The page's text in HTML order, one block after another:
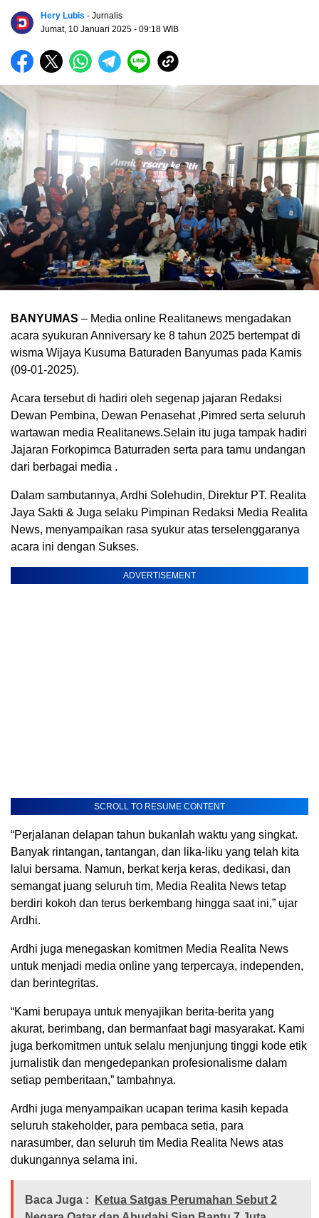
Hery Lubis - Jurnalis
Jumat, 10 Januari 2025 - 09:18 WIB
BANYUMAS – Media online Realitanews mengadakan
acara syukuran Anniversary ke 8 tahun 2025 bertempat di
wisma Wijaya Kusuma Baturaden Banyumas pada Kamis
(09-01-2025).
Acara tersebut di hadiri oleh segenap jajaran Redaksi
Dewan Pembina, Dewan Penasehat ,Pimred serta seluruh
wartawan media Realitanews.Selain itu juga tampak hadiri
Jajaran Forkopimca Baturraden serta para tamu undangan
dari berbagai media .
Dalam sambutannya, Ardhi Solehudin, Direktur PT. Realita
Jaya Sakti & Juga selaku Pimpinan Redaksi Media Realita
News, menyampaikan rasa syukur atas terselenggaranya
acara ini dengan Sukses.
ADVERTISEMENT
SCROLL TO RESUME CONTENT
“Perjalanan delapan tahun bukanlah waktu yang singkat.
Banyak rintangan, tantangan, dan lika-liku yang telah kita
lalui bersama. Namun, berkat kerja keras, dedikasi, dan
semangat juang seluruh tim, Media Realita News tetap
berdiri kokoh dan terus berkembang hingga saat ini,” ujar
Ardhi.
Ardhi juga menegaskan komitmen Media Realita News
untuk menjadi media online yang terpercaya, independen,
dan berintegritas.
“Kami berupaya untuk menyajikan berita-berita yang
akurat, berimbang, dan bermanfaat bagi masyarakat. Kami
juga berkomitmen untuk selalu menjunjung tinggi kode etik
jurnalistik dan mengedepankan profesionalisme dalam
setiap pemberitaan,” tambahnya.
Ardhi juga menyampaikan ucapan terima kasih kepada
seluruh stakeholder, para pembaca setia, para
narasumber, dan seluruh tim Media Realita News atas
dukungannya selama ini.
Baca Juga :
Ketua Satgas Perumahan Sebut 2